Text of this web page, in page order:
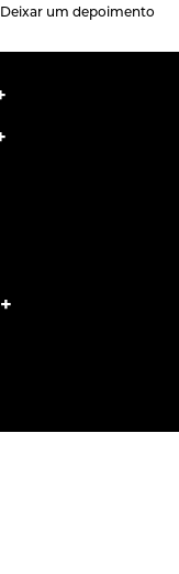
Deixar um depoimento